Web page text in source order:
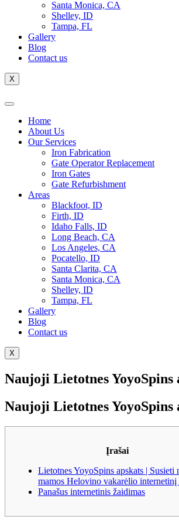
Santa Monica, CA
Shelley, ID
Tampa, FL
Gallery
Blog
Contact us
X
Home
About Us
Our Services
Iron Fabrication
Gate Operator Replacement
Iron Gates
Gate Refurbishment
Areas
Blackfoot, ID
Firth, ID
Idaho Falls, ID
Long Beach, CA
Los Angeles, CA
Pocatello, ID
Santa Clarita, CA
Santa Monica, CA
Shelley, ID
Tampa, FL
Gallery
Blog
Contact us
X
Naujoji Lietotnes YoyoSpins
Naujoji Lietotnes YoyoSpins
Įrašai
Lietotnes YoyoSpins apskats | Susieti
mamos Helovino vakarėlio internetinį
Panašus internetinis žaidimas